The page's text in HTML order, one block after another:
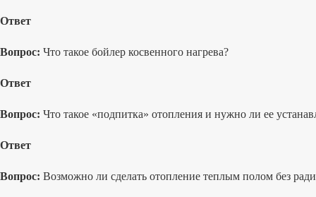
Ответ
Вопрос: Что такое бойлер косвенного нагрева?
Ответ
Вопрос: Что такое «подпитка» отопления и нужно ли ее
Ответ
Вопрос: Возможно ли сделать отопление теплым полом без